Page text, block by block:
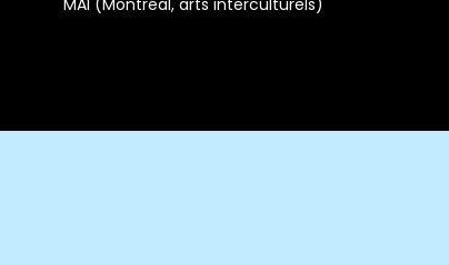
MAI (Montréal, arts interculturels)